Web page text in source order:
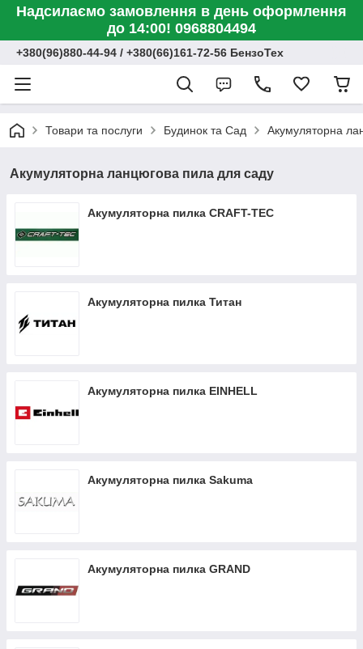
Надсилаємо замовлення в день оформлення
до 14:00! 0968804494
+380(96)880-44-94 / +380(66)161-72-56 БензоТех
Товари та послуги Будинок та Сад Акумуляторна
Акумуляторна ланцюгова пила для саду
Акумуляторна пилка CRAFT-TEC
Акумуляторна пилка Титан
Акумуляторна пилка EINHELL
Акумуляторна пилка Sakuma
Акумуляторна пилка GRAND